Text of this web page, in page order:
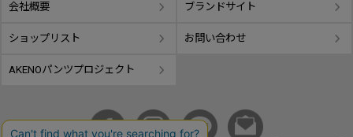
会社概要 ブランドサイト
ショップリスト お問い合わせ
AKENOパンツプロジェクト